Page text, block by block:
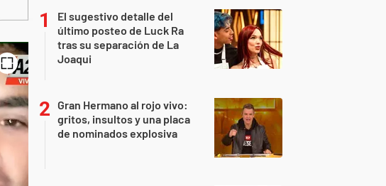
El sugestivo detalle del
último posteo de Luck Ra
tras su separación de La
Joaqui
Gran Hermano al rojo vivo:
gritos, insultos y una placa
de nominados explosiva